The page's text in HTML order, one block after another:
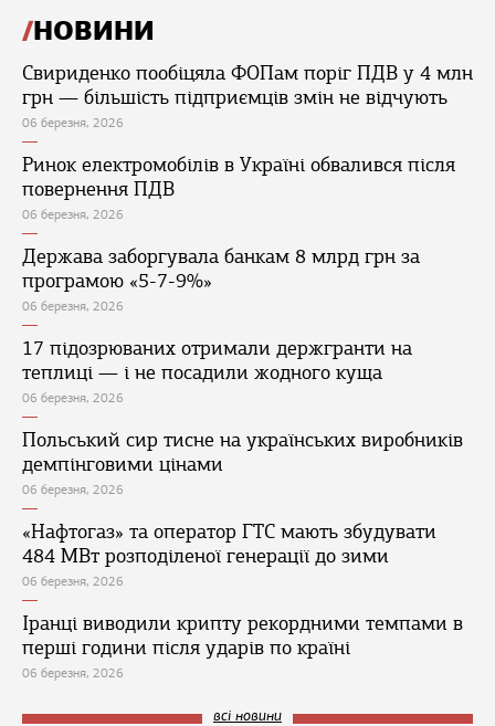
НОВИНИ
Свириденко пообіцяла ФОПам поріг ПДВ у 4 млн
грн — більшість підприємців змін не відчують
06 березня, 2026
Ринок електромобілів в Україні обвалився після
повернення ПДВ
06 березня, 2026
Держава заборгувала банкам 8 млрд грн за
програмою «5-7-9%»
06 березня, 2026
17 підозрюваних отримали держгранти на
теплиці — і не посадили жодного куща
06 березня, 2026
Польський сир тисне на українських виробників
демпінговими цінами
06 березня, 2026
«Нафтогаз» та оператор ГТС мають збудувати
484 МВт розподіленої генерації до зими
06 березня, 2026
Іранці виводили крипту рекордними темпами в
перші години після ударів по країні
06 березня, 2026
всі новини